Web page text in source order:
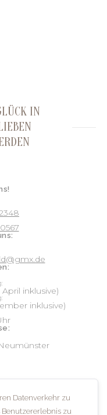
IN
inklusive)
inklusive)
Datenverkehr zu
zu